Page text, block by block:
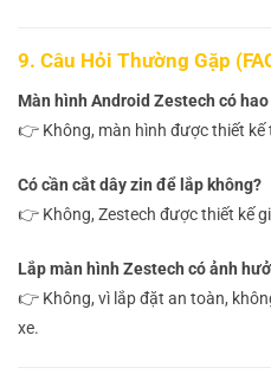
9. Câu Hỏi Thường Gặp
Màn hình Android Zestech có
👉 Không, màn hình được thiết kế
Có cần cắt dây zin để lắp không?
👉 Không, Zestech được thiết kế
Lắp màn hình Zestech có ảnh
👉 Không, vì lắp đặt an toàn,
xe.